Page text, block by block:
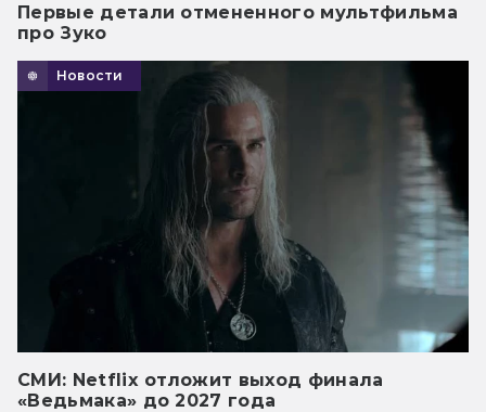
Первые детали отмененного мультфильма
про Зуко
Новости
СМИ: Netflix отложит выход финала
«Ведьмака» до 2027 года